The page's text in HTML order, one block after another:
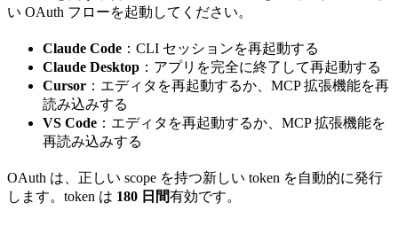
い OAuth フローを起動してください。
Claude Code ：CLI セッションを再起動する
Claude Desktop ：アプリを完全に終了して再起動する
Cursor ：エディタを再起動するか、MCP 拡張機能を再
読み込みする
VS Code ：エディタを再起動するか、MCP 拡張機能を
再読み込みする
OAuth は、正しい scope を持つ新しい token を自動的に発行
します。token は 180 日間有効です。